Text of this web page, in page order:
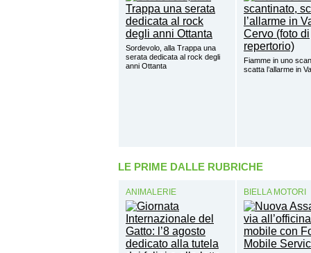
Sordevolo, alla Trappa una
serata dedicata al rock degli
anni Ottanta
Fiamme in uno
scatta l’allarme in
LE PRIME DALLE RUBRICHE
ANIMALERIE BIELLA MOTORI